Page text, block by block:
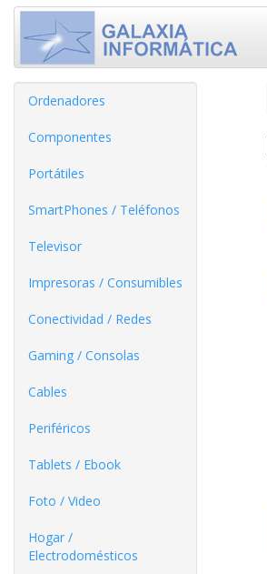
Ordenadores
Componentes
Portátiles
SmartPhones / Teléfonos
Televisor
Impresoras / Consumibles
Conectividad / Redes
Gaming / Consolas
Cables
Periféricos
Tablets / Ebook
Foto / Video
Hogar /
Electrodomésticos